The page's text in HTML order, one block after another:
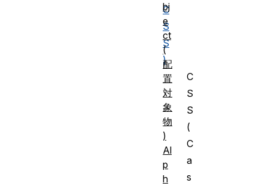
C
S
S
)
C
S
S
(
C
a
s
bj
e
ct
(
配
置
対
象
物
)
Al
p
h